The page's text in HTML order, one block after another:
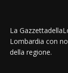
La
Lombardia con
della regione.